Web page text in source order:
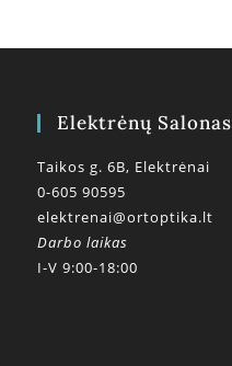
Elektrėnų Salonas
Taikos g. 6B, Elektrėnai
0-605 90595
elektrenai@ortoptika.lt
Darbo laikas
I-V 9:00-18:00